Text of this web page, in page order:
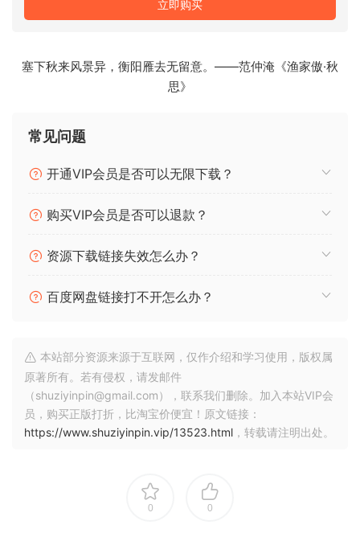
Ham Sammich + Doubler
沙漠蓝
Clean Sustains & Hammer Pull
Clean Harmonics
Pedal Swells & Pads
力度 41-90 是主要范围，它使用自然的弹拨连奏法 – 你的面包
和黄油。
力度 91-127 激活了琴槌开/拉开的发音（最高为大二度）。
音符，然后弹拨（从小三度到八度）。您可以使用调制轮控制
幻灯片的速度。直到大二度，这个连奏力度激活了滑音无弹拨
立即购买
塞下秋来风景异，衡阳雁去无留意。——范仲淹《渔家傲·秋
思》
常见问题
开通VIP会员是否可以无限下载？
购买VIP会员是否可以退款？
资源下载链接失效怎么办？
百度网盘链接打不开怎么办？
本站部分资源来源于互联网，仅作介绍和学习使用，版权属
原著所有。若有侵权，请发邮件
（shuziyinpin@gmail.com），联系我们删除。加入本站VIP会
员，购买正版打折，比淘宝价便宜！原文链接：
https://www.shuziyinpin.vip/13523.html ，转载请注明出处。
0 0